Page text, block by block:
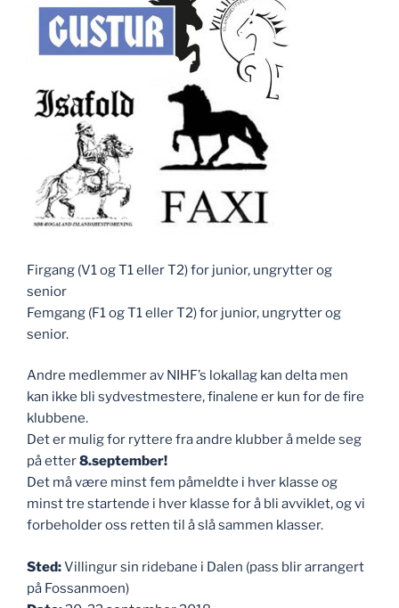
Firgang (V1 og T1 eller T2) for junior, ungrytter og
senior
Femgang (F1 og T1 eller T2) for junior, ungrytter og
senior.
Andre medlemmer av NIHF’s lokallag kan delta men
kan ikke bli sydvestmestere, finalene er kun for de fire
klubbene.
Det er mulig for ryttere fra andre klubber å melde seg
på etter8.september!
Det må være minst fem påmeldte i hver klasse og
minst tre startende i hver klasse for å bli avviklet, og vi
forbeholder oss retten til å slå sammen klasser.
Sted:Villingur sin ridebane i Dalen (pass blir arrangert
på Fossanmoen)